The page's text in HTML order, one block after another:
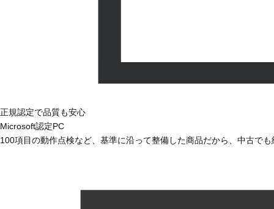
正規認定で品質も安心
Microsoft認定PC
100項目の動作点検など、基準に沿って整備した商品だから、中古で